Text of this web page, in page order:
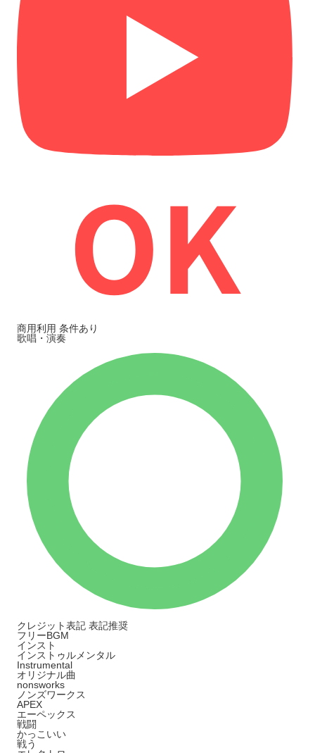
商用利用 条件あり
歌唱・演奏
クレジット表記 表記推奨
フリーBGM
インスト
インストゥルメンタル
Instrumental
オリジナル曲
nonsworks
ノンズワークス
APEX
エーペックス
戦闘
かっこいい
戦う